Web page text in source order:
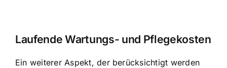
Laufende Wartungs- und Pflegekosten
Ein weiterer Aspekt, der berücksichtigt werden